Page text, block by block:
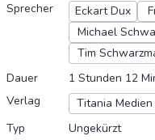
Sprecher
Eckart Dux
Michael
Tim
Dauer
1 Stunden 12
Verlag
Titania Medien
Typ
Ungekürzt